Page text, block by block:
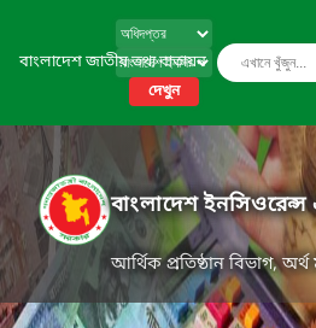
বাংলাদেশ জাতীয় তথ্য বাতায়ন
দেখুন
বাংলাদেশ
আর্থিক প্রতিষ্ঠান বিভাগ, অর্থ